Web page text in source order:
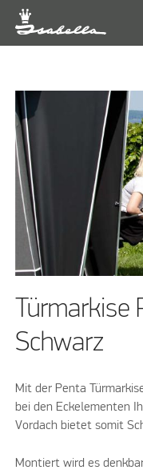
Schwarz
Mit der Penta
bei den Eckelementen
Vordach bietet somit
Montiert wird es